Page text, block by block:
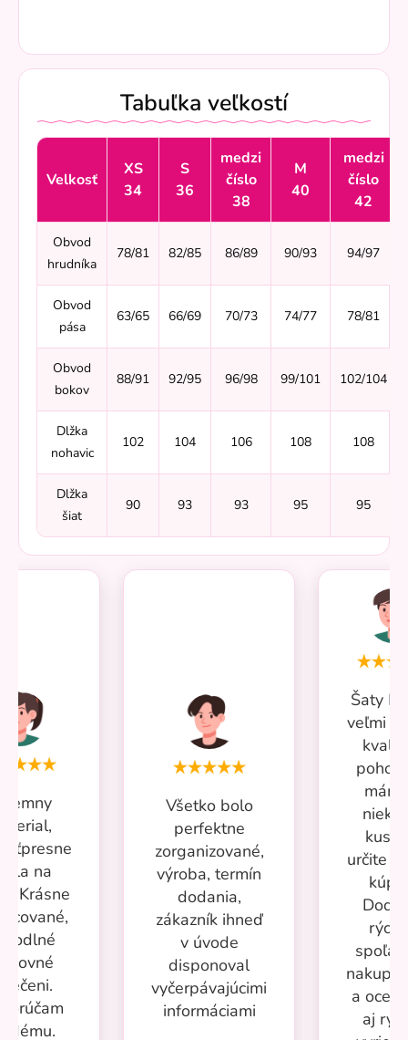
Tabuľka veľkostí
Velkosť
XS
34
S
36
medzi
číslo
38
M
40
medzi
číslo
42
Obvod
hrudníka
78/81 82/85 86/89 90/93 94/97
Obvod
pása
63/65 66/69 70/73 74/77 78/81
Obvod
bokov
88/91 92/95 96/98 99/101 102/104
Dlžka
nohavic
102 104 106 108 108
Dlžka
šiat
90 93 93 95 95
na
Krásne
Všetko bolo
perfektne
zorganizované,
výroba, termín
dodania,
zákazník ihneď
v úvode
disponoval
vyčerpávajúcimi
informáciami
Šaty
veľmi
mám
určite
a
aj